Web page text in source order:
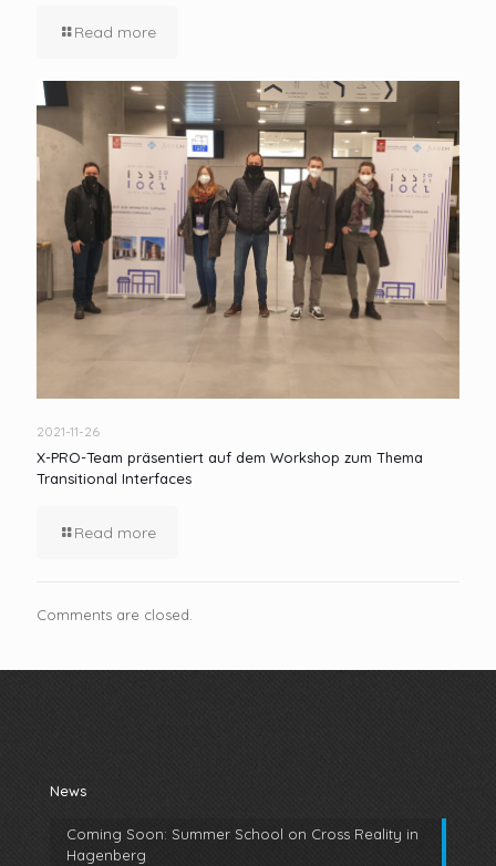
Read more
2021-11-26
X-PRO-Team präsentiert auf dem Workshop zum Thema
Transitional Interfaces
Read more
Comments are closed.
News
Coming Soon: Summer School on Cross Reality in
Hagenberg